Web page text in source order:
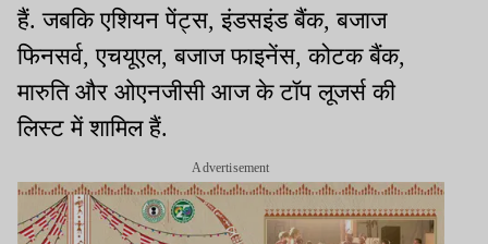
हैं. जबकि एशियन पेंट्स, इंडसइंड बैंक, बजाज
फिनसर्व, एचयूएल, बजाज फाइनेंस, कोटक बैंक,
मारुति और ओएनजीसी आज के टॉप लूजर्स की
लिस्ट में शामिल हैं.
Advertisement